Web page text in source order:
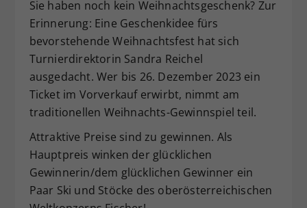
Sie haben noch kein Weihnachtsgeschenk? Zur
Erinnerung: Eine Geschenkidee fürs
bevorstehende Weihnachtsfest hat sich
Turnierdirektorin Sandra Reichel
ausgedacht. Wer bis 26. Dezember 2023 ein
Ticket im Vorverkauf erwirbt, nimmt am
traditionellen Weihnachts-Gewinnspiel teil.
Attraktive Preise sind zu gewinnen. Als
Hauptpreis winken der glücklichen
Gewinnerin/dem glücklichen Gewinner ein
Paar Ski und Stöcke des oberösterreichischen